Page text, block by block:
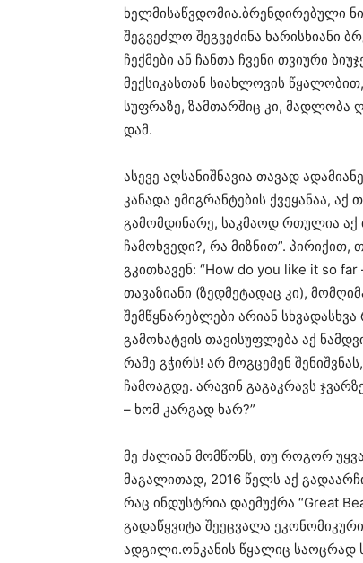
ხელმისაწვდომია.ბრენდირებული
შეგვეძლო შეგვეძინა ხარისხიანი
ჩექმები ან ჩანთა ჩვენი თვიური
მექსიკასთან სიახლოვის
სუფრაზე, ზამთარშიც კი, მადლობა
დამ.
ასევე აღსანიშნავია თავად
კანადა ემიგრანტების ქვეყანაა,
გამომდინარე, საკმაოდ რთულია აქ
ჩამოხვედი?, რა მიზნით”.
გკითხავენ: “How do you like it so
თავაზიანი (ზედმეტადაც კი),
შემწყნარებლები არიან
გამოხატვის თავისუფლება აქ
რამე გჭირს! არ მოგცემენ
ჩამოაგდე. არავინ გაგაკრავს
– ხომ კარგად ხარ?”
მე ძალიან მომწონს, თუ როგორ
მაგალითად, 2016 წელს აქ
რაც ინდუსტრია დაემუქრა “Great
გადაწყვიტა შეეცვალა
ადგილი.ონკანის წყალიც